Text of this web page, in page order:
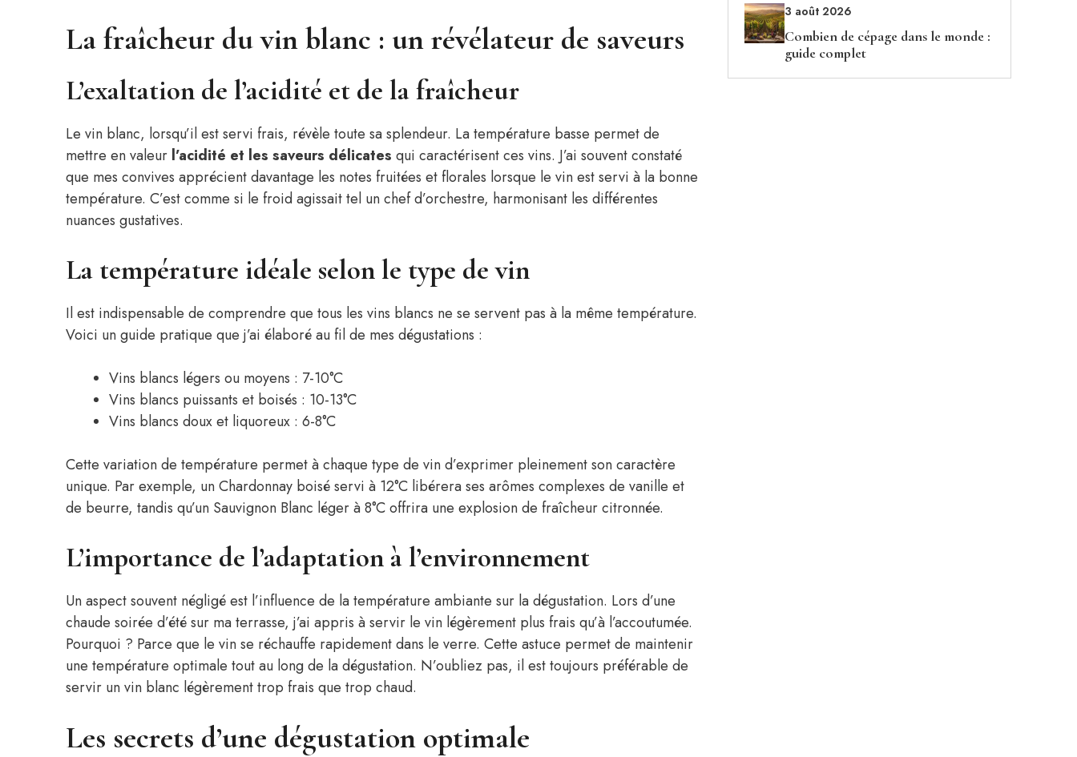
La fraîcheur du vin blanc : un révélateur de saveurs
L’exaltation de l’acidité et de la fraîcheur
Le vin blanc, lorsqu’il est servi frais, révèle toute sa splendeur. La température basse permet de
mettre en valeur l’acidité et les saveurs délicates qui caractérisent ces vins. J’ai souvent constaté
que mes convives apprécient davantage les notes fruitées et florales lorsque le vin est servi à la bonne
température. C’est comme si le froid agissait tel un chef d’orchestre, harmonisant les différentes
nuances gustatives.
La température idéale selon le type de vin
Il est indispensable de comprendre que tous les vins blancs ne se servent pas à la même température.
Voici un guide pratique que j’ai élaboré au fil de mes dégustations :
Vins blancs légers ou moyens : 7-10°C
Vins blancs puissants et boisés : 10-13°C
Vins blancs doux et liquoreux : 6-8°C
Cette variation de température permet à chaque type de vin d’exprimer pleinement son caractère
unique. Par exemple, un Chardonnay boisé servi à 12°C libérera ses arômes complexes de vanille et
de beurre, tandis qu’un Sauvignon Blanc léger à 8°C offrira une explosion de fraîcheur citronnée.
L’importance de l’adaptation à l’environnement
Un aspect souvent négligé est l’influence de la température ambiante sur la dégustation. Lors d’une
chaude soirée d’été sur ma terrasse, j’ai appris à servir le vin légèrement plus frais qu’à l’accoutumée.
Pourquoi ? Parce que le vin se réchauffe rapidement dans le verre. Cette astuce permet de maintenir
une température optimale tout au long de la dégustation. N’oubliez pas, il est toujours préférable de
servir un vin blanc légèrement trop frais que trop chaud.
Les secrets d’une dégustation optimale
3 août 2026
Combien de cépage dans le monde :
guide complet